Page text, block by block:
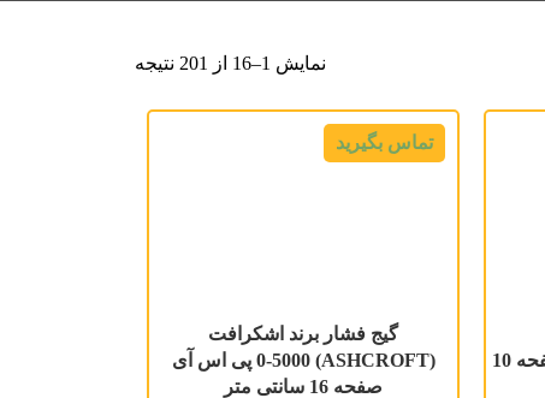
نمایش 1–16 از 201 نتیجه
(ABSERVATOR) 0-160 بار صفحه 10
تماس بگیرید
گیج فشار برند اشکرافت
(ASHCROFT) 0-5000 پی اس آی
صفحه 16 سانتی متر